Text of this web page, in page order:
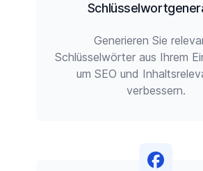
Generieren Sie
Schlüsselwörter aus Ihrem
um SEO und
verbessern.